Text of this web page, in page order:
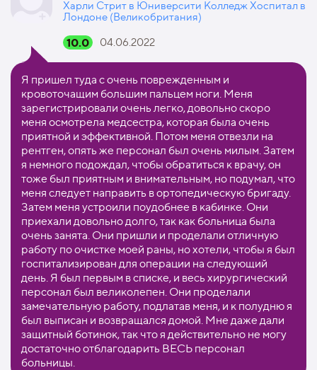
Харли Стрит в Юниверсити Колледж Хоспитал в
Лондоне (Великобритания)
10.0 04.06.2022
Я пришел туда с очень поврежденным и
кровоточащим большим пальцем ноги. Меня
зарегистрировали очень легко, довольно скоро
меня осмотрела медсестра, которая была очень
приятной и эффективной. Потом меня отвезли на
рентген, опять же персонал был очень милым. Затем
я немного подождал, чтобы обратиться к врачу, он
тоже был приятным и внимательным, но подумал, что
меня следует направить в ортопедическую бригаду.
Затем меня устроили поудобнее в кабинке. Они
приехали довольно долго, так как больница была
очень занята. Они пришли и проделали отличную
работу по очистке моей раны, но хотели, чтобы я был
госпитализирован для операции на следующий
день. Я был первым в списке, и весь хирургический
персонал был великолепен. Они проделали
замечательную работу, подлатав меня, и к полудню я
был выписан и возвращался домой. Мне даже дали
защитный ботинок, так что я действительно не могу
достаточно отблагодарить ВЕСЬ персонал
больницы.